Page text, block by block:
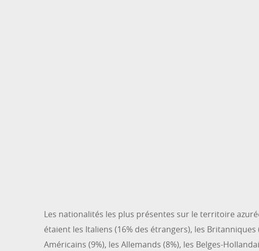
Les nationalités les plus présentes sur le territoire
étaient les Italiens (16% des étrangers), les Britanniques
Américains (9%), les Allemands (8%), les Belges-